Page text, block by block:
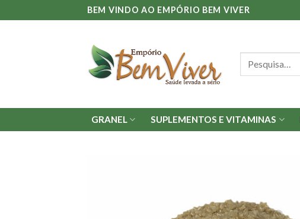
BEM VINDO AO EMPÓRIO BEM VIVER
GRANEL SUPLEMENTOS E VITAMINAS